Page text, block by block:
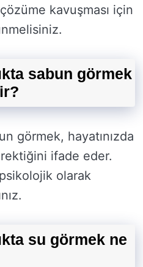
kavuşması için
sabun görmek
görmek, hayatınızda
ifade eder.
olarak
su görmek ne